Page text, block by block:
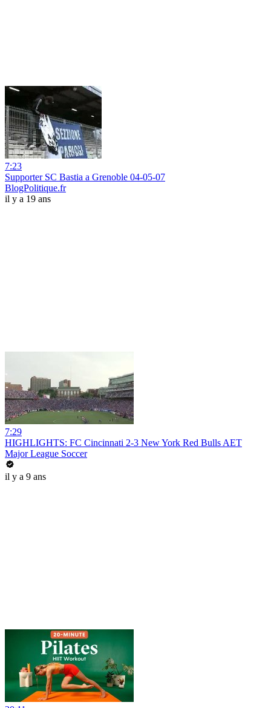
7:23
Supporter SC Bastia a Grenoble 04-05-07
BlogPolitique.fr
il y a 19 ans
7:29
HIGHLIGHTS: FC Cincinnati 2-3 New York Red Bulls AET
Major League Soccer
il y a 9 ans